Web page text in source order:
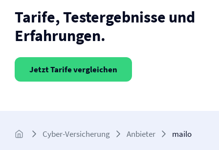
Tarife, Testergebnisse und
Erfahrungen.
Jetzt Tarife vergleichen
Cyber-Versicherung Anbieter mailo